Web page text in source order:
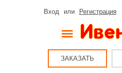
Вход или Регистрация
ЗАКАЗАТЬ